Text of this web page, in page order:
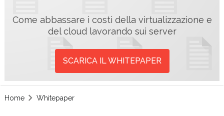
Come abbassare i costi della virtualizzazione e
del cloud lavorando sui server
SCARICA IL WHITEPAPER
Home Whitepaper